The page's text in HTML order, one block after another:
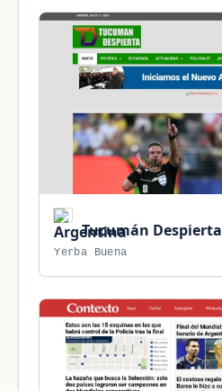
Tucumán Despierta
Yerba Buena